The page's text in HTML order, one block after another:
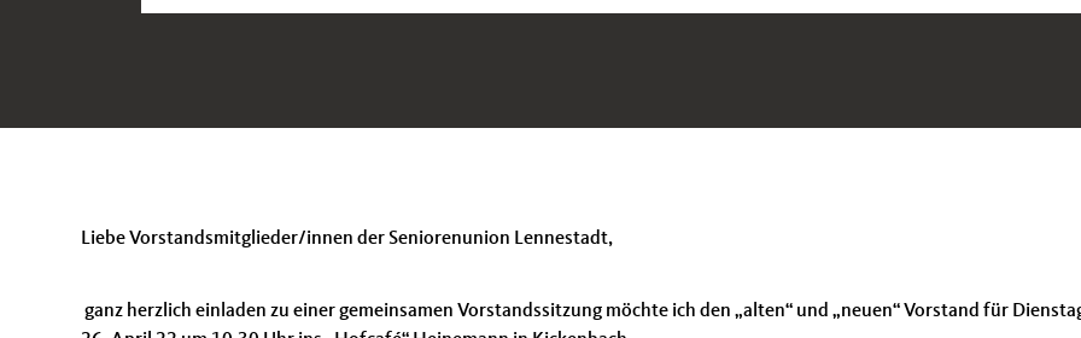
Liebe Vorstandsmitglieder/innen der Seniorenunion Lennestadt,
ganz herzlich einladen zu einer gemeinsamen Vorstandssitzung möchte ich den „alten“ und „neuen“ Vorstand für